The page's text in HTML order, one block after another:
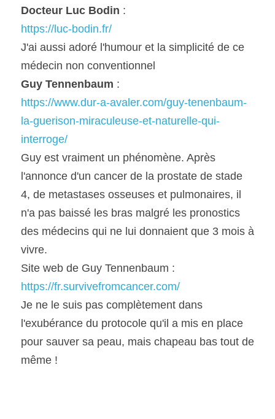
Docteur Luc Bodin :
https://luc-bodin.fr/
J'ai aussi adoré l'humour et la simplicité de ce
médecin non conventionnel
Guy Tennenbaum :
https://www.dur-a-avaler.com/guy-tenenbaum-
la-guerison-miraculeuse-et-naturelle-qui-
interroge/
Guy est vraiment un phénomène. Après
l'annonce d'un cancer de la prostate de stade
4, de metastases osseuses et pulmonaires, il
n'a pas baissé les bras malgré les pronostics
des médecins qui ne lui donnaient que 3 mois à
vivre.
https://fr.survivefromcancer.com/
Je ne le suis pas complètement dans
l'exubérance du protocole qu'il a mis en place
pour sauver sa peau, mais chapeau bas tout de
même !